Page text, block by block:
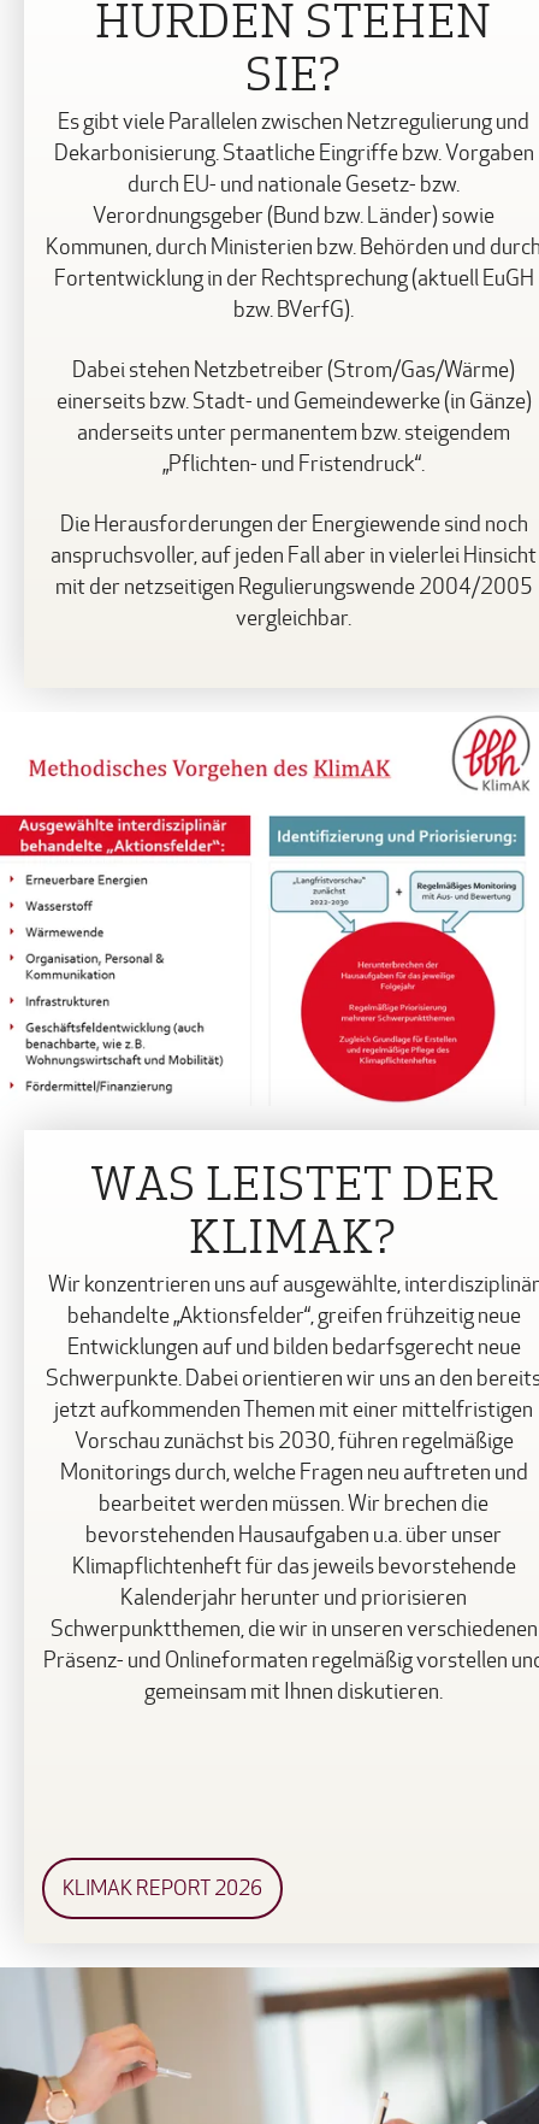
HÜRDEN STEHEN
SIE?
Es gibt viele Parallelen zwischen Netzregulierung und
Dekarbonisierung. Staatliche Eingriffe bzw. Vorgaben
durch EU- und nationale Gesetz- bzw.
Verordnungsgeber (Bund bzw. Länder) sowie
Kommunen, durch Ministerien bzw. Behörden und
Fortentwicklung in der Rechtsprechung (aktuell EuGH
bzw. BVerfG).
Dabei stehen Netzbetreiber (Strom/Gas/Wärme)
einerseits bzw. Stadt- und Gemeindewerke (in Gänze)
anderseits unter permanentem bzw. steigendem
„Pflichten- und Fristendruck“.
Die Herausforderungen der Energiewende sind noch
anspruchsvoller, auf jeden Fall aber in vielerlei Hinsicht
mit der netzseitigen Regulierungswende 2004/2005
vergleichbar.
WAS LEISTET DER
KLIMAK?
Wir konzentrieren uns auf ausgewählte, interdisziplinär
behandelte „Aktionsfelder“, greifen frühzeitig neue
Entwicklungen auf und bilden bedarfsgerecht neue
Schwerpunkte. Dabei orientieren wir uns an den
jetzt aufkommenden Themen mit einer mittelfristigen
Vorschau zunächst bis 2030, führen regelmäßige
Monitorings durch, welche Fragen neu auftreten und
bearbeitet werden müssen. Wir brechen die
bevorstehenden Hausaufgaben u.a. über unser
Klimapflichtenheft für das jeweils bevorstehende
Kalenderjahr herunter und priorisieren
Schwerpunktthemen, die wir in unseren verschiedenen
Präsenz- und Onlineformaten regelmäßig vorstellen
gemeinsam mit Ihnen diskutieren.
KLIMAK REPORT 2026